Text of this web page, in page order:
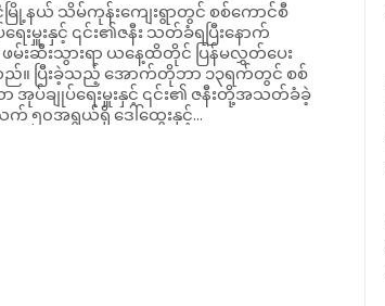
မြို့နယ် သိမ်ကုန်းကျေးရွာတွင် စစ်ကောင်စီ
မှူးနှင့် ၎င်း၏ဇနီး သတ်ခံရပြီးနောက်
မ်းဆီးသွားရာ ယနေ့ထိတိုင် ပြန်မလွှတ်ပေး
တွင် စစ်
အုပ်ချုပ်ရေးမှူးနှင့် ၎င်း၏ ဇနီးတို့အသတ်ခံခဲ့
က် ၅၀အရွယ်ရှိ ဒေါ်ထွေးနှင့်...